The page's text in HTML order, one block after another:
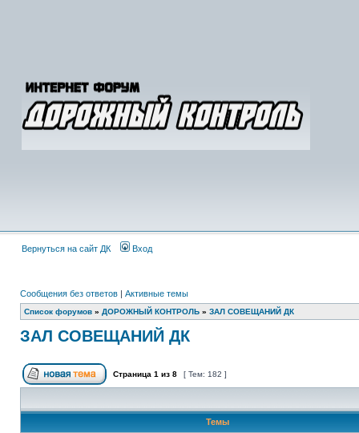
Вернуться на сайт ДК Вход
Сообщения без ответов | Активные темы
Список форумов » ДОРОЖНЫЙ КОНТРОЛЬ » ЗАЛ СОВЕЩАНИЙ ДК
ЗАЛ СОВЕЩАНИЙ ДК
Страница 1 из 8 [ Тем: 182 ]
Темы